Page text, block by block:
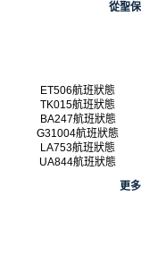
從聖
ET506航班狀態
TK015航班狀態
BA247航班狀態
G31004航班狀態
LA753航班狀態
UA844航班狀態
更